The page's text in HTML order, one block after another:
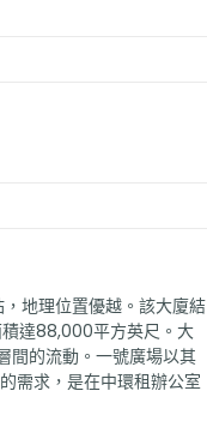
地理位置優越。該大廈結
達88,000平方英尺。大
間的流動。一號廣場以其
需求，是在中環租辦公室